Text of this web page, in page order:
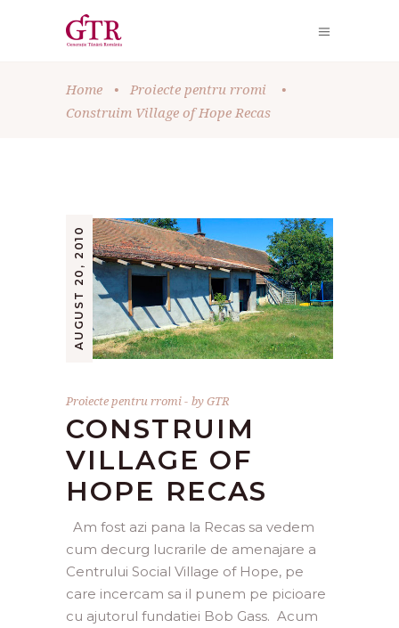
Home • Proiecte pentru rromi
•
Construim Village of Hope Recas
AUGUST 20, 2010
Proiecte pentru rromi byGTR
CONSTRUIM
VILLAGE OF
HOPE RECAS
Am fost azi pana la Recas sa vedem
cum decurg lucrarile de amenajare a
Centrului Social Village of Hope, pe
care incercam sa il punem pe picioare
cu ajutorul fundatiei Bob Gass. Acum